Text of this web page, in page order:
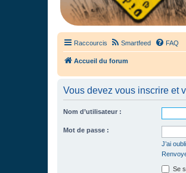
Raccourcis Smartfeed FAQ
Accueil du forum
Vous devez vous inscrire et
Nom d’utilisateur :
Mot de passe :
J’ai
Se